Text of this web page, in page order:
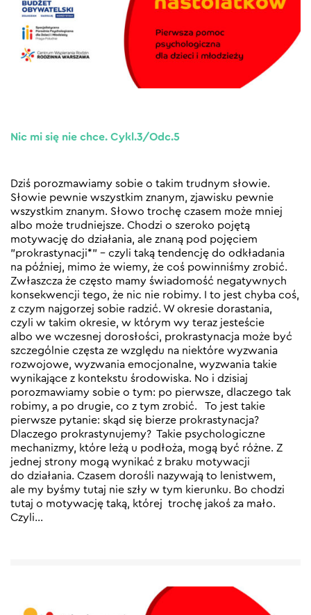
Nic mi się nie chce. Cykl.3/Odc.5
Dziś porozmawiamy sobie o takim trudnym słowie.
Słowie pewnie wszystkim znanym, zjawisku pewnie
wszystkim znanym. Słowo trochę czasem może mniej
albo może trudniejsze. Chodzi o szeroko pojętą
motywację do działania, ale znaną pod pojęciem
”prokrastynacji*” – czyli taką tendencję do odkładania
na później, mimo że wiemy, że coś powinniśmy zrobić.
Zwłaszcza że często mamy świadomość negatywnych
konsekwencji tego, że nic nie robimy. I to jest chyba coś,
z czym najgorzej sobie radzić. W okresie dorastania,
czyli w takim okresie, w którym wy teraz jesteście
albo we wczesnej dorosłości, prokrastynacja może być
szczególnie częsta ze względu na niektóre wyzwania
rozwojowe, wyzwania emocjonalne, wyzwania takie
wynikające z kontekstu środowiska. No i dzisiaj
porozmawiamy sobie o tym: po pierwsze, dlaczego tak
robimy, a po drugie, co z tym zrobić. To jest takie
pierwsze pytanie: skąd się bierze prokrastynacja?
Dlaczego prokrastynujemy? Takie psychologiczne
mechanizmy, które leżą u podłoża, mogą być różne. Z
jednej strony mogą wynikać z braku motywacji
do działania. Czasem dorośli nazywają to lenistwem,
ale my byśmy tutaj nie szły w tym kierunku. Bo chodzi
tutaj o motywację taką, której trochę jakoś za mało.
Czyli…